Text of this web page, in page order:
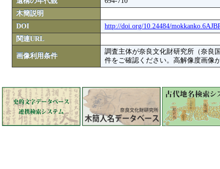
木簡説明
DOI
http://doi.org/10.24484/
関連URL
画像利用条件
調査主体が奈良文化財研究所（奈良
件をご確認ください。高解像度画像